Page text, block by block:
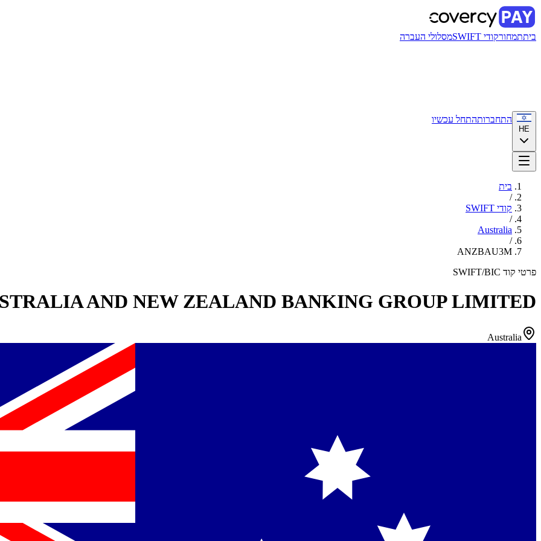
ביתתמחורקודי SWIFT מסלולי העברה
HE
התחברותהתחל עכשיו
בית
/
קודי SWIFT
/
Australia
/
ANZBAU3M
פרטי קוד SWIFT/BIC
AND NEW ZEALAND BANKING GROUP LIMITED
Australia